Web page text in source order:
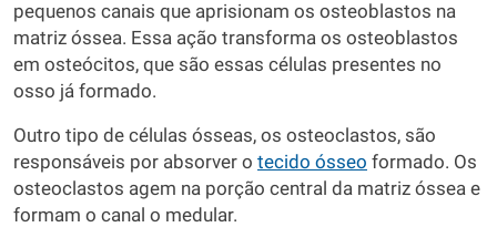
pequenos canais que aprisionam os osteoblastos na
matriz óssea. Essa ação transforma os osteoblastos
em osteócitos, que são essas células presentes no
osso já formado.
Outro tipo de células ósseas, os osteoclastos, são
responsáveis por absorver o tecido ósseo formado. Os
osteoclastos agem na porção central da matriz óssea e
formam o canal o medular.